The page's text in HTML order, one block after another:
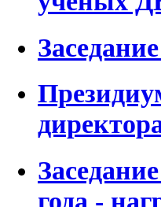
года -